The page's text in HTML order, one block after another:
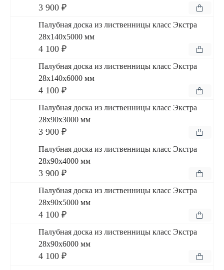
3 900 ₽
Палубная доска из лиственницы класс Экстра
28x140x5000 мм
4 100 ₽
Палубная доска из лиственницы класс Экстра
28x140x6000 мм
4 100 ₽
Палубная доска из лиственницы класс Экстра
28x90x3000 мм
3 900 ₽
Палубная доска из лиственницы класс Экстра
28x90x4000 мм
3 900 ₽
Палубная доска из лиственницы класс Экстра
28x90x5000 мм
4 100 ₽
Палубная доска из лиственницы класс Экстра
28x90x6000 мм
4 100 ₽